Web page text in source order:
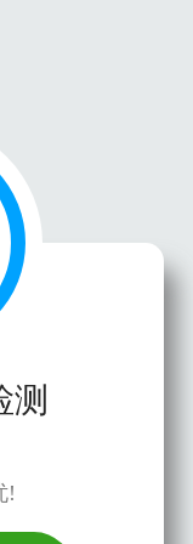
测
!